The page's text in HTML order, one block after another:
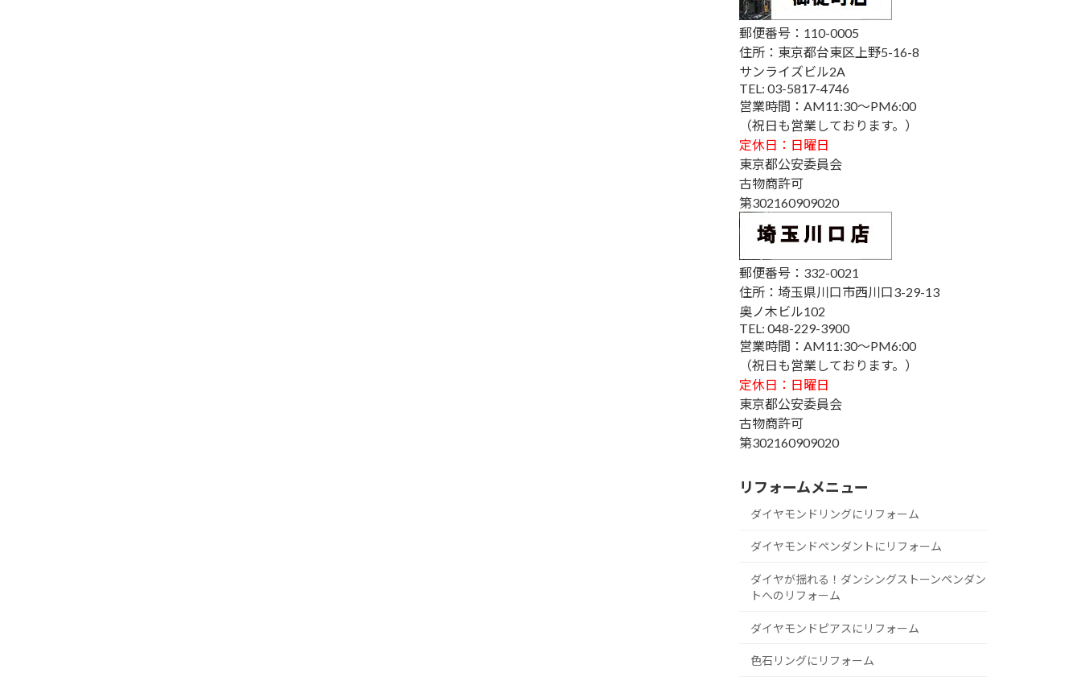
郵便番号：110-0005
住所：東京都台東区上野5-16-8
サンライズビル2A
TEL: 03-5817-4746
営業時間：AM11:30～PM6:00
（祝日も営業しております。）
定休日：日曜日
東京都公安委員会
古物商許可
第302160909020
郵便番号：332-0021
住所：埼玉県川口市西川口3-29-13
奥ノ木ビル102
TEL: 048-229-3900
営業時間：AM11:30～PM6:00
（祝日も営業しております。）
定休日：日曜日
東京都公安委員会
古物商許可
第302160909020
リフォームメニュー
ダイヤモンドリングにリフォーム
ダイヤモンドペンダントにリフォーム
ダイヤが揺れる！ダンシングストーンペンダン
トへのリフォーム
ダイヤモンドピアスにリフォーム
色石リングにリフォーム